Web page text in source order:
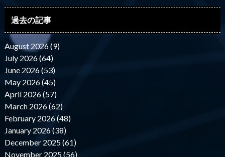
過去の記事
August 2026 (9)
July 2026 (64)
June 2026 (53)
May 2026 (45)
April 2026 (57)
March 2026 (62)
February 2026 (48)
January 2026 (38)
December 2025 (61)
November 2025 (56)